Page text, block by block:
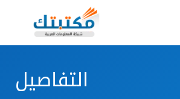
التفاصيل